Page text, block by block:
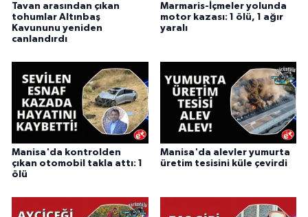
Tavan arasından çıkan
tohumlar Altınbaş
Kavununu yeniden
canlandırdı
Marmaris-İçmeler yolunda
motor kazası: 1 ölü, 1 ağır
yaralı
Manisa'da kontrolden
çıkan otomobil takla attı: 1
ölü
Manisa'da alevler yumurta
üretim tesisini küle çevirdi